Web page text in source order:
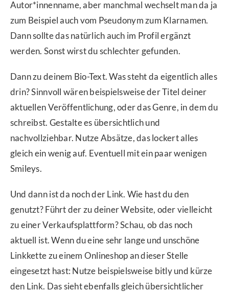
Autor*innenname, aber manchmal wechselt man da ja
zum Beispiel auch vom Pseudonym zum Klarnamen.
Dann sollte das natürlich auch im Profil ergänzt
werden. Sonst wirst du schlechter gefunden.
Dann zu deinem Bio-Text. Was steht da eigentlich alles
drin? Sinnvoll wären beispielsweise der Titel deiner
aktuellen Veröffentlichung, oder das Genre, in dem du
schreibst. Gestalte es übersichtlich und
nachvollziehbar. Nutze Absätze, das lockert alles
gleich ein wenig auf. Eventuell mit ein paar wenigen
Smileys.
Und dann ist da noch der Link. Wie hast du den
genutzt? Führt der zu deiner Website, oder vielleicht
zu einer Verkaufsplattform? Schau, ob das noch
aktuell ist. Wenn du eine sehr lange und unschöne
Linkkette zu einem Onlineshop an dieser Stelle
eingesetzt hast: Nutze beispielsweise bitly und kürze
den Link. Das sieht ebenfalls gleich übersichtlicher